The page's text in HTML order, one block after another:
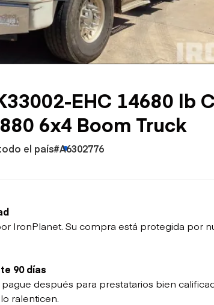
Excavadoras
Motoniveladoras
Omitir cargadores
Raspadores
EHC 14680 lb
6x4 Boom Truck
el país#A6302776
IronPlanet. Su compra está protegida por
90 días
después para prestatarios bien
ralenticen.